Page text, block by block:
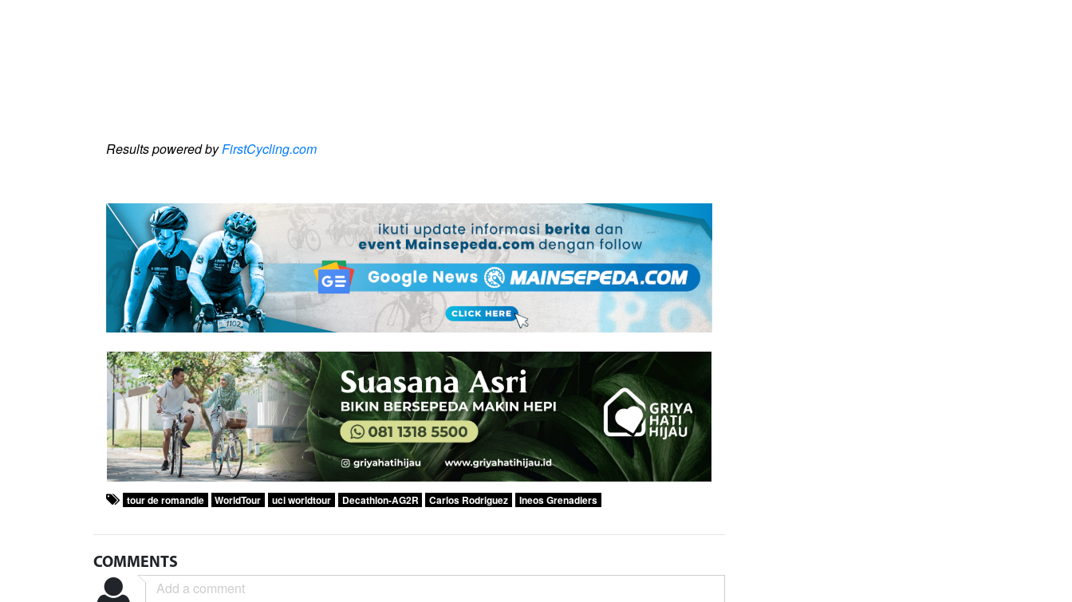
Results powered byFirstCycling.com
tour de romandie WorldTour uci worldtour Decathlon-AG2R Carlos Rodriguez Ineos Grenadiers
COMMENTS